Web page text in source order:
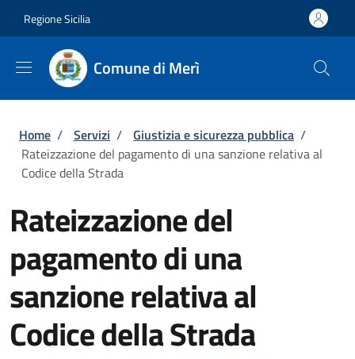
Regione Sicilia
Comune di Merì
Briciole di pane
Home / Servizi / Giustizia e sicurezza pubblica /
Rateizzazione del pagamento di una sanzione relativa al
Codice della Strada
Rateizzazione del
pagamento di una
sanzione relativa al
Codice della Strada